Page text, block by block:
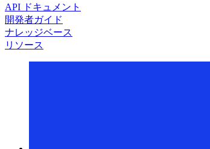
API ドキュメント
開発者ガイド
ナレッジベース
リソース